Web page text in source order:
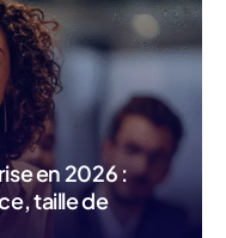
en 2026 :
taille de